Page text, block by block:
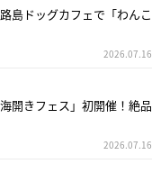
島ドッグカフェで「わんこ
2026.07.16
開きフェス」初開催！絶品
2026.07.16